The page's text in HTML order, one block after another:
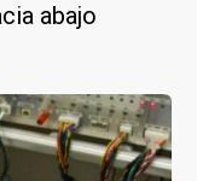
abajo